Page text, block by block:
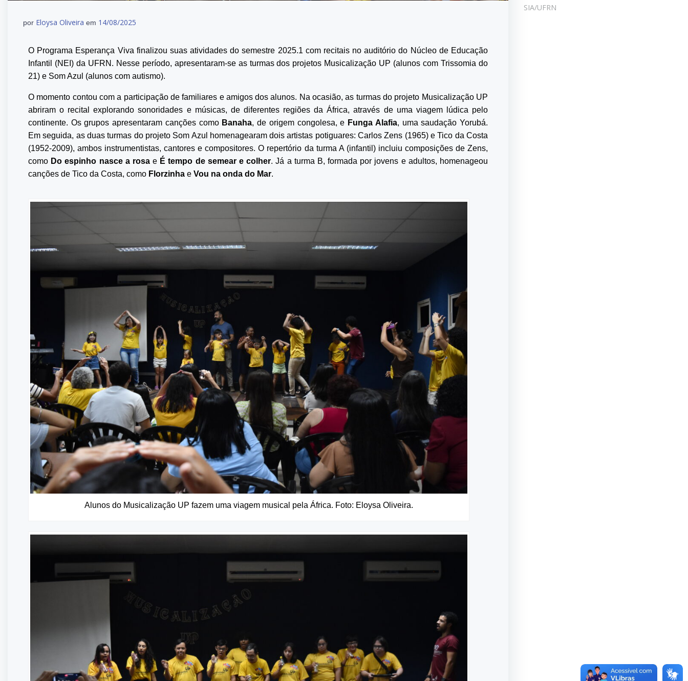
por Eloysa Oliveira em 14/08/2025
O Programa Esperança Viva finalizou suas atividades do semestre 2025.1 com recitais no auditório do Núcleo de Educação
Infantil (NEI) da UFRN. Nesse período, apresentaram-se as turmas dos projetos Musicalização UP (alunos com Trissomia do
21) e Som Azul (alunos com autismo).
O momento contou com a participação de familiares e amigos dos alunos. Na ocasião, as turmas do projeto Musicalização UP
abriram o recital explorando sonoridades e músicas, de diferentes regiões da África, através de uma viagem lúdica pelo
continente. Os grupos apresentaram canções como Banaha, de origem congolesa, e Funga Alafia, uma saudação Yorubá.
Em seguida, as duas turmas do projeto Som Azul homenagearam dois artistas potiguares: Carlos Zens (1965) e Tico da Costa
(1952-2009), ambos instrumentistas, cantores e compositores. O repertório da turma A (infantil) incluiu composições de Zens,
como Do espinho nasce a rosae É tempo de semear e colher. Já a turma B, formada por jovens e adultos, homenageou
canções de Tico da Costa, como Florzinha e Vou na onda do Mar.
Alunos do Musicalização UP fazem uma viagem musical pela África. Foto: Eloysa Oliveira.
SIA/UFRN